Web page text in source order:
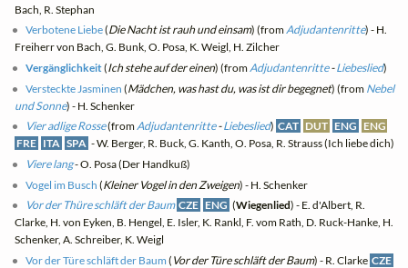
Bach, R. Stephan
Verbotene Liebe(Die Nacht ist rauh und einsam) (fromAdjudantenritte) - H.
Freiherr von Bach, G. Bunk, O. Posa, K. Weigl, H. Zilcher
Vergänglichkeit(Ich stehe auf der einen) (from Adjudantenritte-Liebeslied)
Versteckte Jasminen (Mädchen, was hast du, was ist dir begegnet) (from Nebel
und Sonne) - H. Schenker
Vier adlige Rosse(fromAdjudantenritte-Liebeslied) CAT DUT ENG ENG
FRE ITA SPA - W. Berger, R. Buck, G. Kanth, O. Posa, R. Strauss (Ich liebe dich)
Viere lang- O. Posa (Der Handkuß)
Vogel im Busch (Kleiner Vogel in den Zweigen) - H. Schenker
Vor der Thüre schläft der Baum CZE ENG (Wiegenlied) - E. d'Albert, R.
Clarke, H. von Eyken, B. Hengel, E. Isler, K. Rankl, F. vom Rath, D. Ruck-Hanke, H.
Schenker, A. Schreiber, K. Weigl
Vor der Türe schläft der Baum ( Vor der Türe schläft der Baum) - R. Clarke CZE